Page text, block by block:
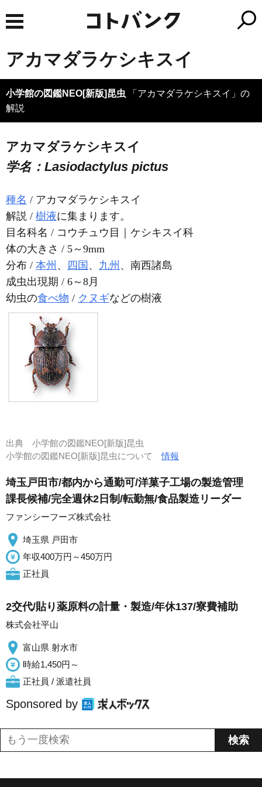
アカマダラケシキスイ
小学館の図鑑NEO[新版]昆虫 「アカマダラケシキスイ」の
解説
アカマダラケシキスイ
学名：Lasiodactylus pictus
種名 / アカマダラケシキスイ
解説 / 樹液に集まります。
目名科名 / コウチュウ目｜ケシキスイ科
体の大きさ / 5～9mm
分布 / 本州 、 四国 、 九州 、南西諸島
成虫出現期 / 6～8月
幼虫の食べ物 / クヌギなどの樹液
出典 小学館の図鑑NEO[新版]昆虫
小学館の図鑑NEO[新版]昆虫について情報
埼玉戸田市/都内から通勤可/洋菓子工場の製造管理
課長候補/完全週休2日制/転勤無/食品製造リーダー
ファンシーフーズ株式会社
埼玉県 戸田市
年収400万円～450万円
正社員
2交代/貼り薬原料の計量・製造/年休137/寮費補助
株式会社平山
富山県 射水市
時給1,450円～
正社員 / 派遣社員
Sponsored by